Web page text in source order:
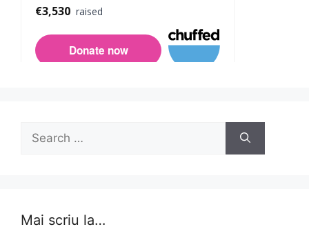
Search
for:
Mai scriu la…